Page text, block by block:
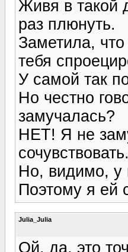
Живя в такой
раз плюнуть.
Заметила,
тебя
У самой так
Но честно
замучалась?
НЕТ! Я не
Но, видимо, у
Поэтому я ей
Julia_Julia
Ой, да, это